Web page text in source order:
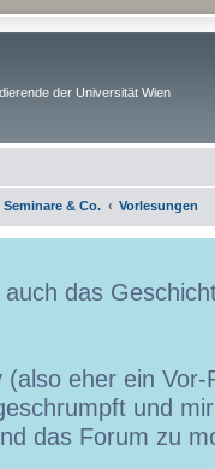
der Universität Wien
& Co. Vorlesungen
das
eher ein
und
das Forum zu